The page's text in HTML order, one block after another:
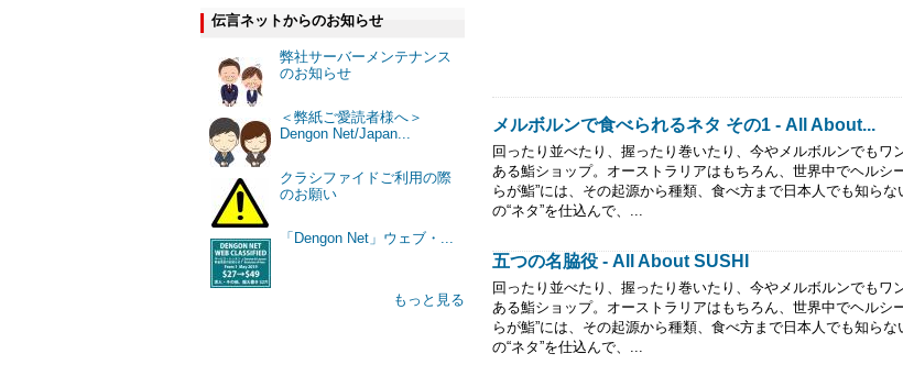
伝言ネットからのお知らせ
弊社サーバーメンテナンス
のお知らせ
＜弊紙ご愛読者様へ＞
Dengon Net/Japan...
クラシファイドご利用の際
のお願い
「Dengon Net」ウェブ・...
もっと見る
メルボルンで食べられるネタ その1 - All About...
回ったり並べたり、握ったり巻いたり、今やメルボルンでもワ
ある鮨ショップ。オーストラリアはもちろん、世界中でヘルシ
らが鮨”には、その起源から種類、食べ方まで日本人でも知らな
の“ネタ”を仕込んで、...
五つの名脇役 - All About SUSHI
回ったり並べたり、握ったり巻いたり、今やメルボルンでもワ
ある鮨ショップ。オーストラリアはもちろん、世界中でヘルシ
らが鮨”には、その起源から種類、食べ方まで日本人でも知らな
の“ネタ”を仕込んで、...